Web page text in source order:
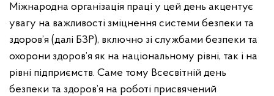
Міжнародна організація праці у цей день акцентує
увагу на важливості зміцнення системи безпеки та
здоров’я (далі БЗР), включно зі службами безпеки та
охорони здоров’я як на національному рівні, так і на
рівні підприємств. Саме тому Всесвітній день
безпеки та здоров’я на роботі присвячений